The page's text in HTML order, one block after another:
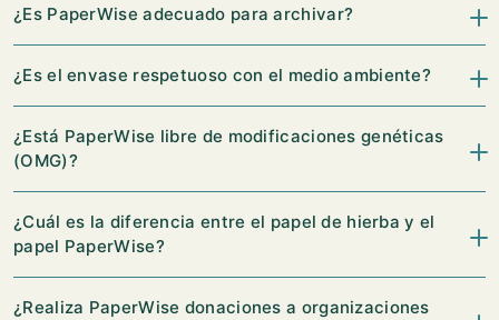
¿Es PaperWise adecuado para archivar?
¿Es el envase respetuoso con el medio ambiente?
¿Está PaperWise libre de modificaciones genéticas
(OMG)?
¿Cuál es la diferencia entre el papel de hierba y el
papel PaperWise?
¿Realiza PaperWise donaciones a organizaciones